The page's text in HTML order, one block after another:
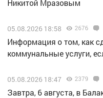
Никитой Мразовым
05.08.2026 18:58 2676
Информация о том, как
коммунальные услуги,
05.08.2026 18:47 2379
Завтра, 6 августа, в